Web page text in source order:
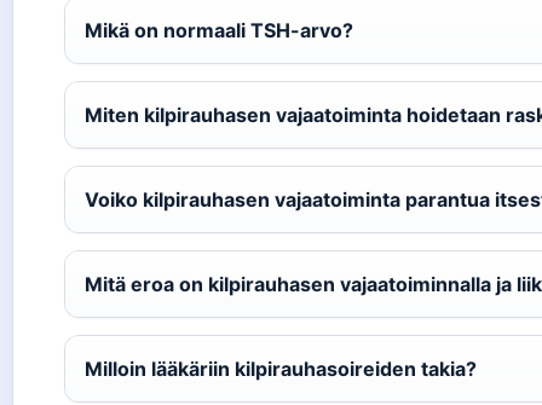
Mikä on normaali TSH-arvo?
Miten kilpirauhasen vajaatoiminta hoidetaan
Voiko kilpirauhasen vajaatoiminta parantua
Mitä eroa on kilpirauhasen vajaatoiminnalla ja
Milloin lääkäriin kilpirauhasoireiden takia?